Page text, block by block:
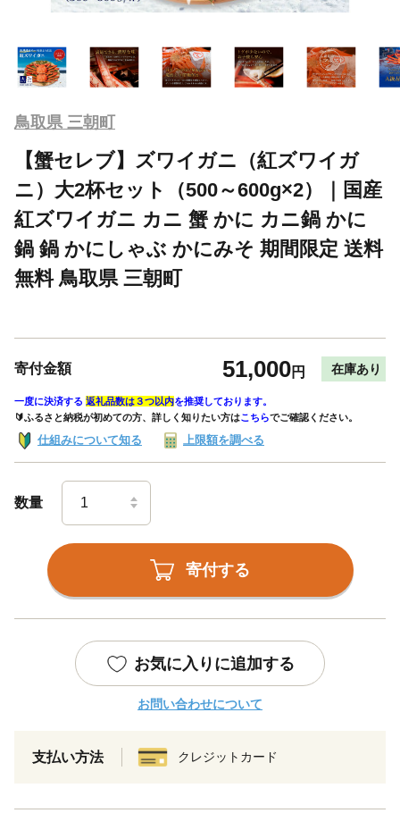
鳥取県 三朝町
【蟹セレブ】ズワイガニ（紅ズワイガ
ニ）大2杯セット（500～600g×2）｜国産
紅ズワイガニ カニ 蟹 かに カニ鍋 かに
鍋 鍋 かにしゃぶ かにみそ 期間限定 送料
無料 鳥取県 三朝町
寄付金額 51,000円 在庫あり
一度に決済する 返礼品数は３つ以内を推奨しております。
🔰ふるさと納税が初めての方、詳しく知りたい方はこちらでご確認ください。
仕組みについて知る 上限額を調べる
数量
寄付する
お気に入りに追加する
お問い合わせについて
支払い方法 クレジットカード